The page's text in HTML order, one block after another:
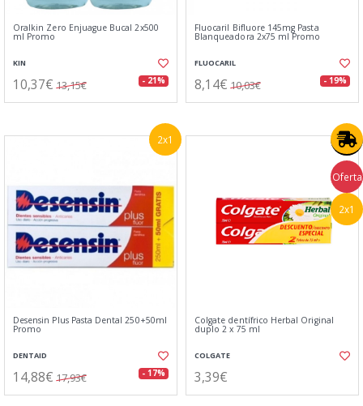
Oralkin Zero Enjuague Bucal 2x500
ml Promo
KIN
10,37€ 13,15€ - 21%
Fluocaril Bifluore 145mg Pasta
Blanqueadora 2x75 ml Promo
FLUOCARIL
8,14€ 10,03€ - 19%
2x1
Desensin Plus Pasta Dental 250+50ml
Promo
DENTAID
14,88€ 17,93€ - 17%
Oferta
2x1
Colgate dentífrico Herbal Original
duplo 2 x 75 ml
COLGATE
3,39€